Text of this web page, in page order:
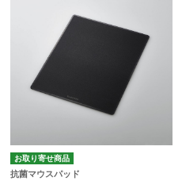
お取り寄せ商品
抗菌マウスパッド